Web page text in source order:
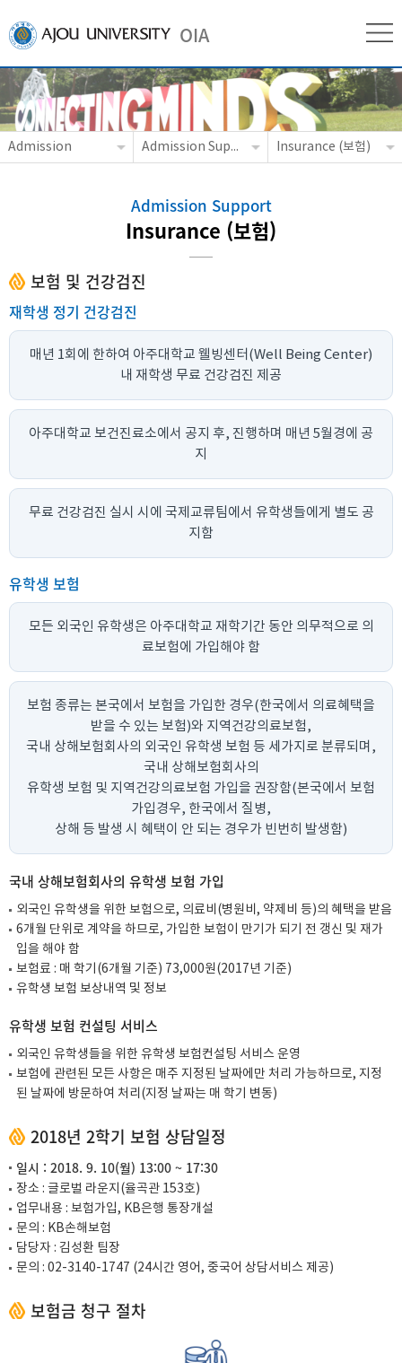
OIA
Admission Admission Support (입학지원) Insurance (보험)
Admission Support
Insurance (보험)
보험 및 건강검진
재학생 정기 건강검진
매년 1회에 한하여 아주대학교 웰빙센터(Well Being Center)
내 재학생 무료 건강검진 제공
아주대학교 보건진료소에서 공지 후, 진행하며 매년 5월경에 공
지
무료 건강검진 실시 시에 국제교류팀에서 유학생들에게 별도 공
지함
유학생 보험
모든 외국인 유학생은 아주대학교 재학기간 동안 의무적으로 의
료보험에 가입해야 함
보험 종류는 본국에서 보험을 가입한 경우(한국에서 의료혜택을
받을 수 있는 보험)와 지역건강의료보험,
국내 상해보험회사의 외국인 유학생 보험 등 세가지로 분류되며,
국내 상해보험회사의
유학생 보험 및 지역건강의료보험 가입을 권장함(본국에서 보험
가입경우, 한국에서 질병,
상해 등 발생 시 혜택이 안 되는 경우가 빈번히 발생함)
국내 상해보험회사의 유학생 보험 가입
외국인 유학생을 위한 보험으로, 의료비(병원비, 약제비 등)의 혜택을 받음
6개월 단위로 계약을 하므로, 가입한 보험이 만기가 되기 전 갱신 및 재가
입을 해야 함
보험료 : 매 학기(6개월 기준) 73,000원(2017년 기준)
유학생 보험 보상내역 및 정보
유학생 보험 컨설팅 서비스
외국인 유학생들을 위한 유학생 보험컨설팅 서비스 운영
보험에 관련된 모든 사항은 매주 지정된 날짜에만 처리 가능하므로, 지정
된 날짜에 방문하여 처리(지정 날짜는 매 학기 변동)
2018년 2학기 보험 상담일정
일시 : 2018. 9. 10(월) 13:00 ~ 17:30
장소 : 글로벌 라운지(율곡관 153호)
업무내용 : 보험가입, KB은행 통장개설
문의 : KB손해보험
담당자 : 김성환 팀장
문의 : 02-3140-1747 (24시간 영어, 중국어 상담서비스 제공)
보험금 청구 절차